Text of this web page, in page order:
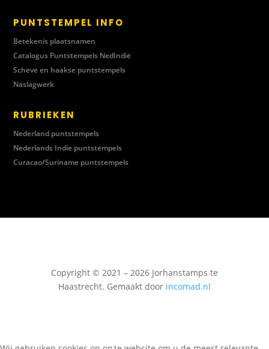
PUNTSTEMPEL INFO
Betekenis plaatsnamen
Catalogus Puntstempels NedIndië
Scheve en haakse puntstempels
Naslagwerk
RUBRIEKEN
Nederland puntstempels
Nederlands Indie puntstempels
Curacao/Suriname puntstempels
Copyright © 2021 – 2026 Jorhanstamps te
Haastrecht. Gemaakt door incomad.nl